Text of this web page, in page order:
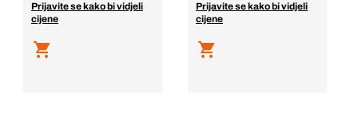
Prijavite se kako bi vidjeli
cijene
Prijavite se kako bi vidjeli
cijene